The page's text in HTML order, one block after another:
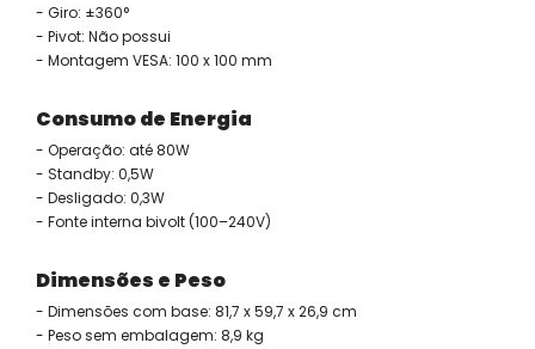
- Giro: ±360°
- Pivot: Não possui
- Montagem VESA: 100 x 100 mm
Consumo de Energia
- Operação: até 80W
- Standby: 0,5W
- Desligado: 0,3W
- Fonte interna bivolt (100–240V)
Dimensões e Peso
- Dimensões com base: 81,7 x 59,7 x 26,9 cm
- Peso sem embalagem: 8,9 kg